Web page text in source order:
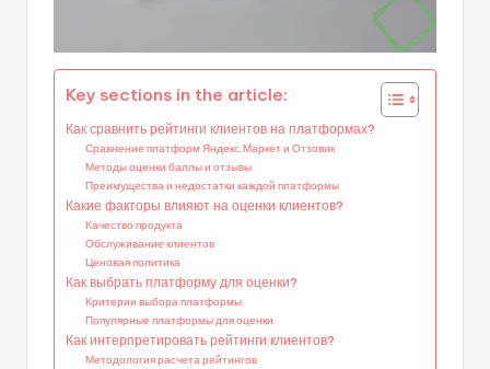
Key sections in the article:
Как сравнить рейтинги клиентов на платформах?
Сравнение платформ Яндекс.Маркет и Отзовик
Методы оценки баллы и отзывы
Преимущества и недостатки каждой платформы
Какие факторы влияют на оценки клиентов?
Качество продукта
Обслуживание клиентов
Ценовая политика
Как выбрать платформу для оценки?
Критерии выбора платформы
Популярные платформы для оценки
Как интерпретировать рейтинги клиентов?
Методология расчета рейтингов